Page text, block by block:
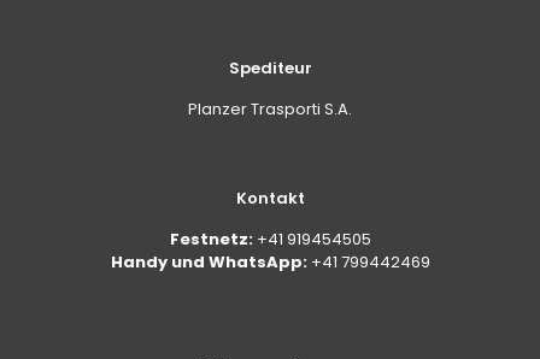
Spediteur
Planzer Trasporti S.A.
Kontakt
Festnetz: +41 919454505
Handy und WhatsApp: +41 799442469